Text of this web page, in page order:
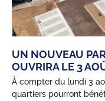
UN NOUVEAU
OUVRIRA LE 3
À compter du lundi 3
quartiers pourront